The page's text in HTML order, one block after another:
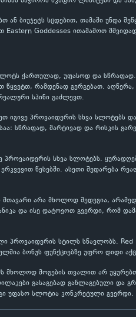
ბიუჯეტს სცდებით, თამაში უნდა
Goddesses ითამაშოთ
სლოტს ქართულად, უფასოდ და
რამდენად გერგებათ.
სპინი გაძლევთ.
იგივე პროვაიდერის სხვა სლოტებს
სწრაფად, მარტივად და რისკის
სხვა სლოტებს.
წესებში. ასეთი შედარება
არა მხოლოდ შედეგია,
და ისე დატოვოთ გვერდი, რომ
პროვაიდერის სტილს სწავლობს. Red
ბონუს ფუნქციებზე უფრო დიდი
მხოლოდ მოგების თვალით არ
გასაგებად განლაგებული და
უფასო სლოტია კონკრეტული გვერდი.